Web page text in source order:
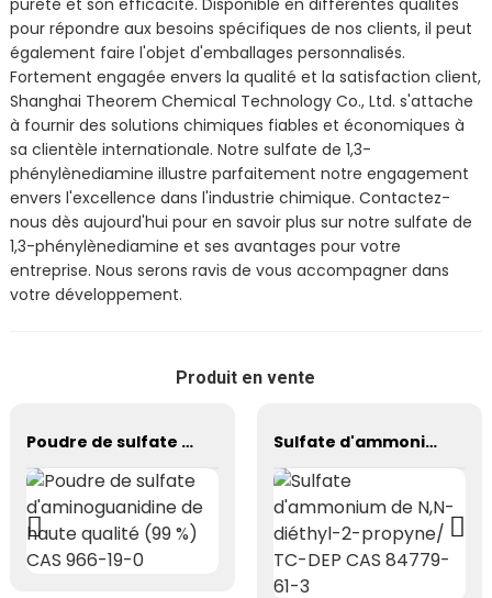
pour répondre aux besoins spécifiques de nos clients, il peut
également faire l'objet d'emballages personnalisés.
Fortement engagée envers la qualité et la satisfaction client,
Shanghai Theorem Chemical Technology Co., Ltd. s'attache
à fournir des solutions chimiques fiables et économiques à
sa clientèle internationale. Notre sulfate de 1,3-
phénylènediamine illustre parfaitement notre engagement
envers l'excellence dans l'industrie chimique. Contactez-
nous dès aujourd'hui pour en savoir plus sur notre sulfate de
1,3-phénylènediamine et ses avantages pour votre
entreprise. Nous serons ravis de vous accompagner dans
votre développement.
Produit en vente
Poudre de sulfate d'aminoguanidine de haute qualité (99 %) CAS 966-19-0 Sulfate d'ammonium de N,N-diéthyl-2-propyne/ TC-DEP CAS 84779-61-3